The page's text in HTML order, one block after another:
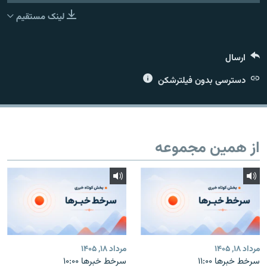
لینک مستقیم
ارسال
دسترسی بدون فیلترشکن
از همین مجموعه
مرداد ۱۸, ۱۴۰۵
سرخط خبرها ۱۱:۰۰
مرداد ۱۸, ۱۴۰۵
سرخط خبرها ۱۰:۰۰